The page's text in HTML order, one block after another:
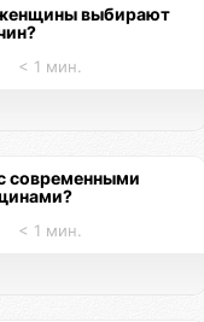
выбирают
< 1 мин.
современными
< 1 мин.